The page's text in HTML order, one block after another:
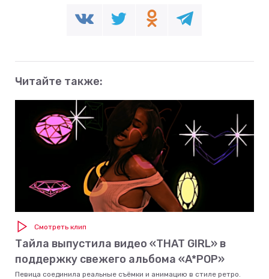
Читайте также:
Смотреть клип
Тайла выпустила видео «THAT GIRL» в
поддержку свежего альбома «A*POP»
Певица соединила реальные съёмки и анимацию в стиле ретро.